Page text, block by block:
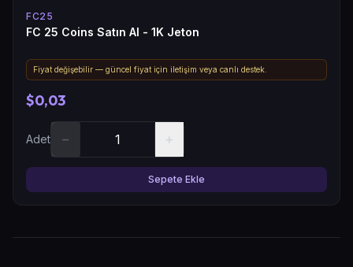
FC25
FC 25 Coins Satın Al - 1K Jeton
Fiyat değişebilir — güncel fiyat için iletişim veya canlı destek.
$0,03
Adet − +
Sepete Ekle